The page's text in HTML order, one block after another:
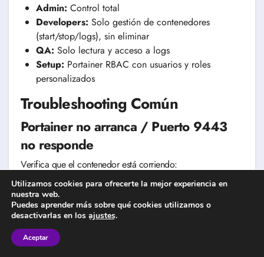
Admin: Control total
Developers: Solo gestión de contenedores
(start/stop/logs), sin eliminar
QA: Solo lectura y acceso a logs
Setup: Portainer RBAC con usuarios y roles
personalizados
Troubleshooting Común
Portainer no arranca / Puerto 9443
no responde
Verifica que el contenedor está corriendo:
Si está parado, mira los logs:
Utilizamos cookies para ofrecerte la mejor experiencia en
nuestra web.
Puedes aprender más sobre qué cookies utilizamos o
desactivarlas en los ajustes.
Aceptar